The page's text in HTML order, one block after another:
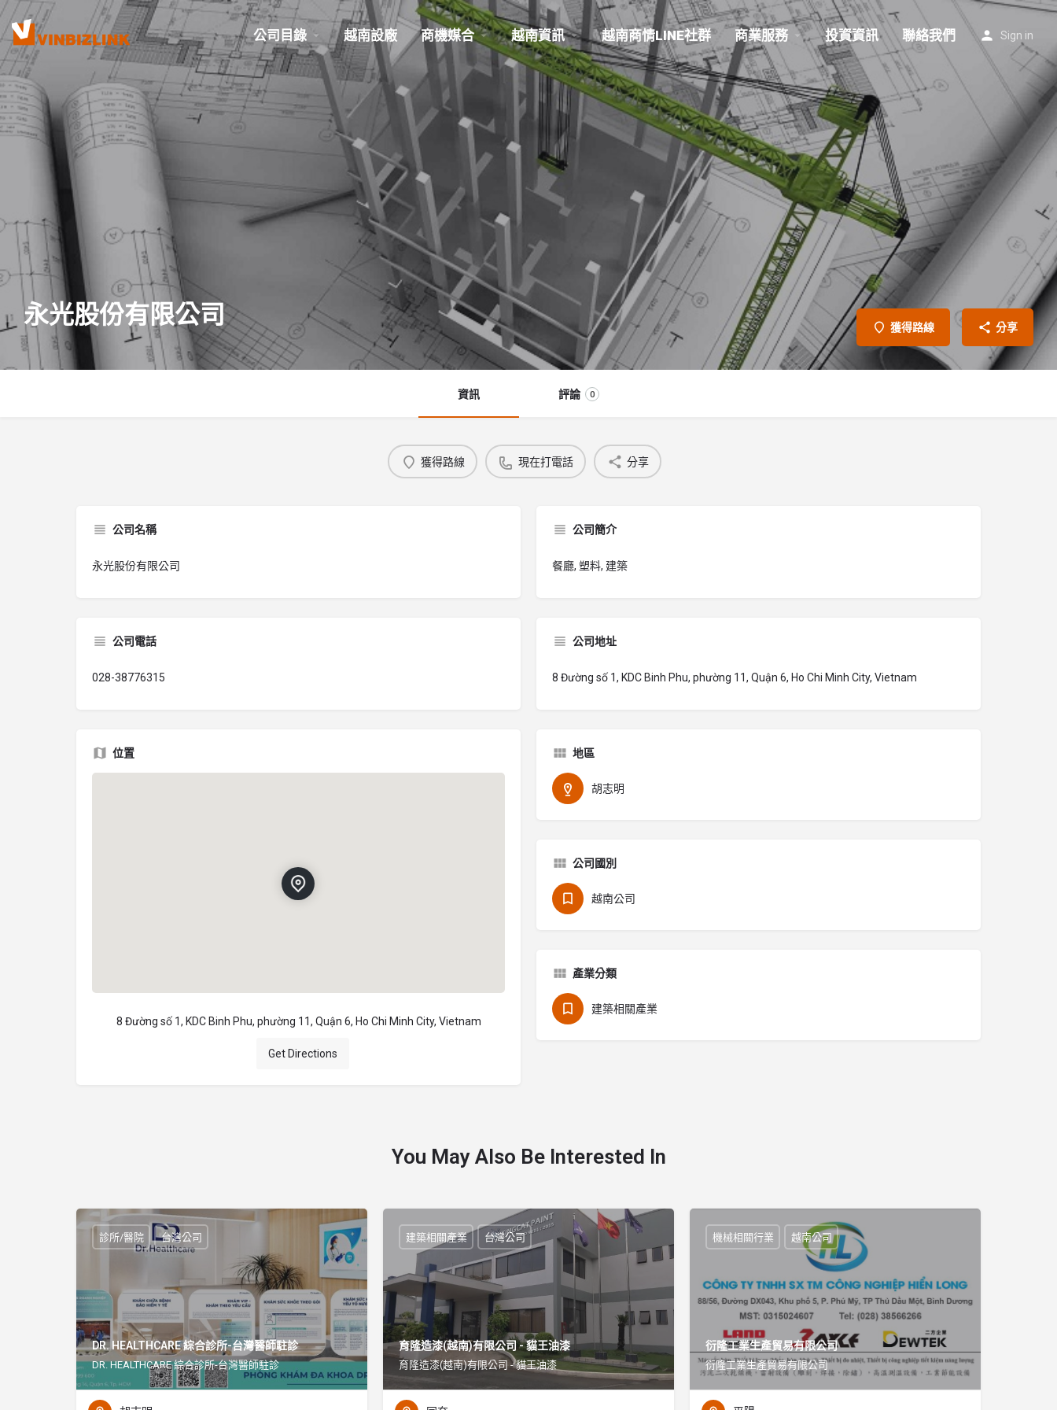
公司目錄 越南設廠 商機媒合 越南資訊 越南商情LINE社群 商業服務 投資資訊 聯絡我們 Sign in
永光股份有限公司 獲得路線 分享
資訊 評論 0
獲得路線 現在打電話 分享
公司名稱
永光股份有限公司
公司簡介
餐廳, 塑料, 建築
公司電話
028-38776315
公司地址
8 Đường số 1, KDC Binh Phu, phường 11, Quận 6, Ho Chi Minh City, Vietnam
位置
8 Đường số 1, KDC Binh Phu, phường 11, Quận 6, Ho Chi Minh City, Vietnam
Get Directions
地區
胡志明
公司國別
越南公司
產業分類
建築相關產業
You May Also Be Interested In
DR. HEALTHCARE 綜合診所-台灣醫師駐診
DR. HEALTHCARE 綜合診所-台灣醫師駐診
診所/醫院 台灣公司
育隆造漆(越南)有限公司 - 貓王油漆
育隆造漆(越南)有限公司 - 貓王油漆
建築相關產業 台灣公司
衍隆工業生產貿易有限公司
衍隆工業生產貿易有限公司
機械相關行業 越南公司